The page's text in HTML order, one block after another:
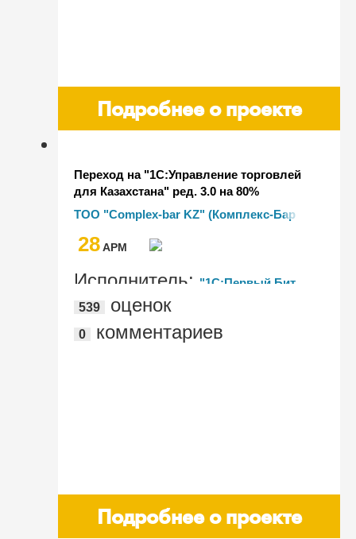
Подробнее о проекте
Переход на "1С:Управление торговлей
для Казахстана" ред. 3.0 на 80%
сократил трудозатраты на оформление
сделок в ТОО "Complex-bar KZ"
ТОО "Complex-bar KZ" (Комплекс-Бар
28AРМ
Исполнитель: "1С:Первый Бит,
Алматы, Мега парк"
539 оценок
0 комментариев
Подробнее о проекте